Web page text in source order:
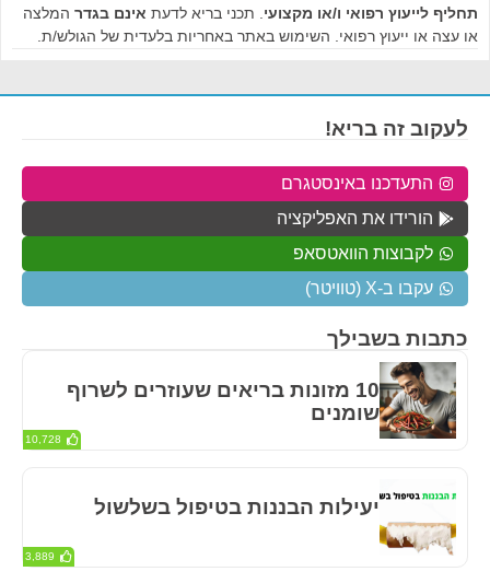
תחליף לייעוץ רפואי ו/או מקצועי . תכני בריא לדעת אינם בגדר המלצה
או עצה או ייעוץ רפואי. השימוש באתר באחריות בלעדית של הגולש/ת.
כתבות בשבילך
10 מזונות בריאים שעוזרים לשרוף
שומנים
10,728
יעילות הבננות בטיפול בשלשול
3,889
לעקוב זה בריא!
התעדכנו באינסטגרם
הורידו את האפליקציה
לקבוצות הוואטסאפ
עקבו ב-X (טוויטר)